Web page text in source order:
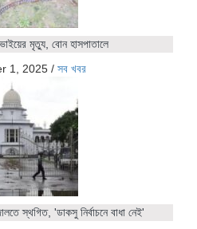
মৃত্যু, বোন হাসপাতালে
1, 2025 / সব খবর
স্থগিত, 'ডাকসু নির্বাচনে বাধা নেই'